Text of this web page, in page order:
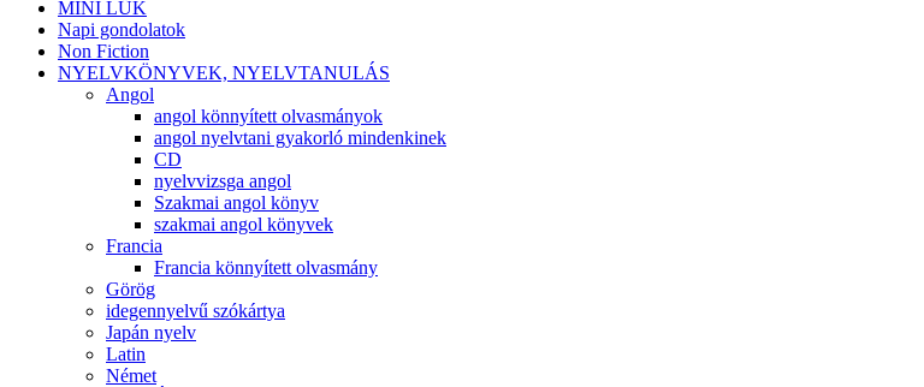
MINI LÜK
Napi gondolatok
Non Fiction
NYELVKÖNYVEK, NYELVTANULÁS
Angol
angol könnyített olvasmányok
angol nyelvtani gyakorló mindenkinek
CD
nyelvvizsga angol
Szakmai angol könyv
szakmai angol könyvek
Francia
Francia könnyített olvasmány
Görög
idegennyelvű szókártya
Japán nyelv
Latin
Német